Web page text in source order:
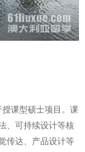
课型硕士项目。课
、可持续设计等核
传达、产品设计等